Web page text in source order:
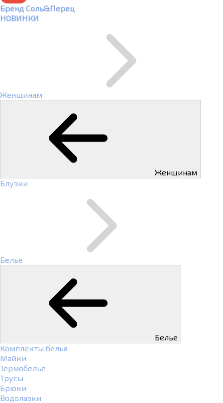
Бренд Соль&Перец
НОВИНКИ
Женщинам
Женщинам
Блузки
Белье
Белье
Комплекты белья
Майки
Термобелье
Трусы
Брюки
Водолазки